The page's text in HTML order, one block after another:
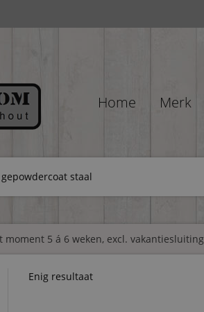
Home Merk
gepowdercoat staal
moment 5 á 6 weken, excl. vakantiesluiting
Enig resultaat